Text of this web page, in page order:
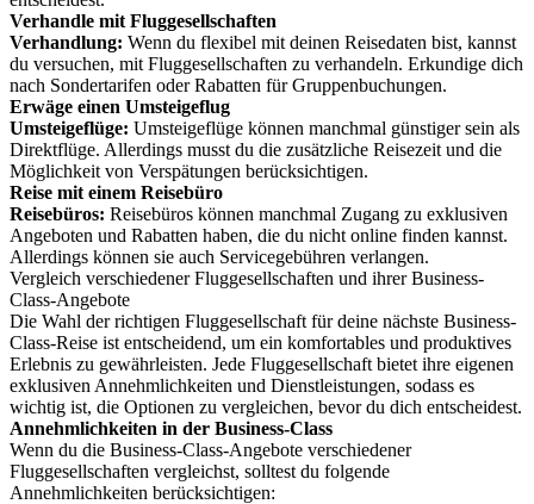
Verhandle mit Fluggesellschaften
Verhandlung: Wenn du flexibel mit deinen Reisedaten bist, kannst
du versuchen, mit Fluggesellschaften zu verhandeln. Erkundige dich
nach Sondertarifen oder Rabatten für Gruppenbuchungen.
Erwäge einen Umsteigeflug
Umsteigeflüge: Umsteigeflüge können manchmal günstiger sein als
Direktflüge. Allerdings musst du die zusätzliche Reisezeit und die
Möglichkeit von Verspätungen berücksichtigen.
Reise mit einem Reisebüro
Reisebüros: Reisebüros können manchmal Zugang zu exklusiven
Angeboten und Rabatten haben, die du nicht online finden kannst.
Allerdings können sie auch Servicegebühren verlangen.
Vergleich verschiedener Fluggesellschaften und ihrer Business-
Class-Angebote
Die Wahl der richtigen Fluggesellschaft für deine nächste Business-
Class-Reise ist entscheidend, um ein komfortables und produktives
Erlebnis zu gewährleisten. Jede Fluggesellschaft bietet ihre eigenen
exklusiven Annehmlichkeiten und Dienstleistungen, sodass es
wichtig ist, die Optionen zu vergleichen, bevor du dich entscheidest.
Annehmlichkeiten in der Business-Class
Wenn du die Business-Class-Angebote verschiedener
Fluggesellschaften vergleichst, solltest du folgende
Annehmlichkeiten berücksichtigen: